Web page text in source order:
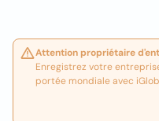
Attention propriétaire
Enregistrez votre
portée mondiale avec